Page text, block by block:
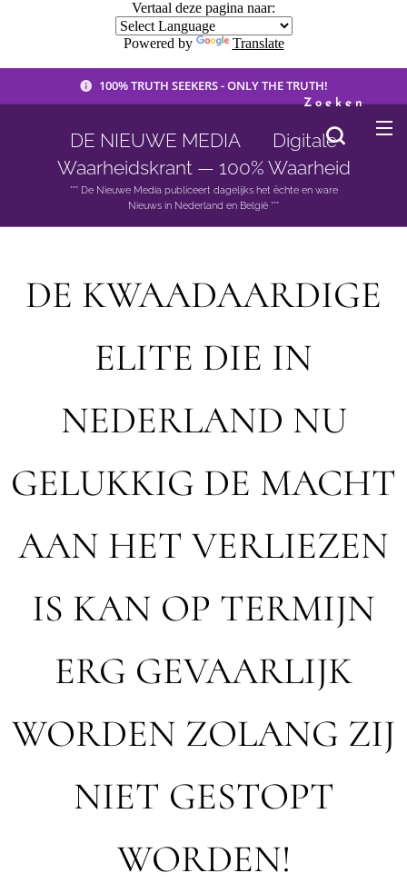
Vertaal deze pagina naar:
Powered by Translate
100% TRUTH SEEKERS - ONLY THE TRUTH!
DE NIEUWE MEDIA 🟣 Digitale
Waarheidskrant — 100% Waarheid
*** De Nieuwe Media publiceert dagelijks het èchte en ware
Nieuws in Nederland en België ***
Zoeken
DE KWAADAARDIGE
ELITE DIE IN
NEDERLAND NU
GELUKKIG DE MACHT
AAN HET VERLIEZEN
IS KAN OP TERMIJN
ERG GEVAARLIJK
WORDEN ZOLANG ZIJ
NIET GESTOPT
WORDEN!